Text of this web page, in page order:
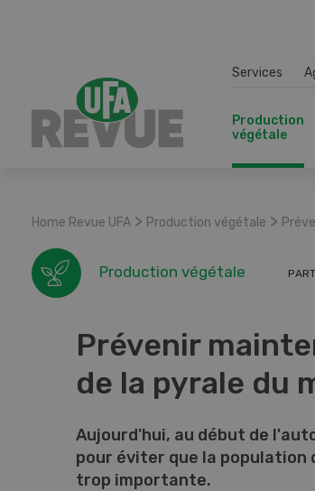
Services
Production
végétale
Home Revue UFA > Production végétale >
Production végétale
Prévenir
de la pyrale du
Aujourd'hui, au début de
pour éviter que la population
trop importante.